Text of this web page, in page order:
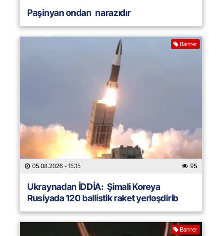
Paşinyan ondan narazıdır
Banner
05.08.2026 - 15:15 95
Ukraynadan İDDİA: Şimali Koreya
Rusiyada 120 ballistik raket yerləşdirib
Banner